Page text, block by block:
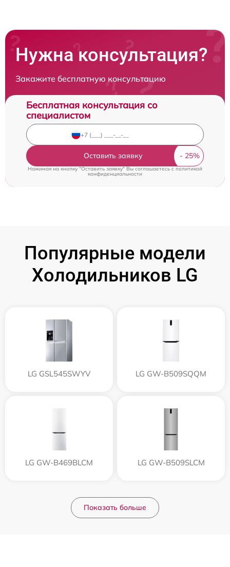
Нужна консультация?
Закажите бесплатную консультацию
Бесплатная консультация со
специалистом
Оставить заявку
Нажимая на кнопку "Оставить заявку" Вы соглашаетесь cполитикой
конфиденциальности
Популярные модели
Холодильников LG
LG GSL545SWYV LG GW-B509SQQM
LG GW-B469BLCM LG GW-B509SLCM
Показать больше